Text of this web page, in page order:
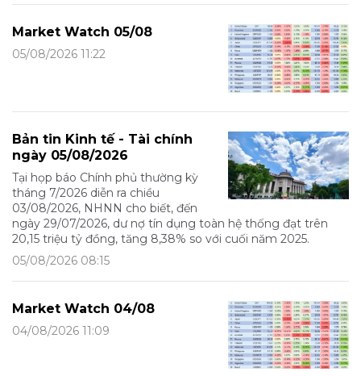
Market Watch 05/08
05/08/2026 11:22
Bản tin Kinh tế - Tài chính
ngày 05/08/2026
Tại họp báo Chính phủ thường kỳ
tháng 7/2026 diễn ra chiều
03/08/2026, NHNN cho biết, đến
ngày 29/07/2026, dư nợ tín dụng toàn hệ thống đạt trên
20,15 triệu tỷ đồng, tăng 8,38% so với cuối năm 2025.
05/08/2026 08:15
Market Watch 04/08
04/08/2026 11:09